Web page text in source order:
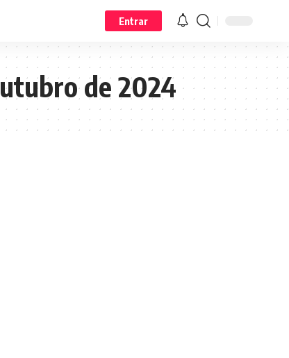
Entrar
de 2024